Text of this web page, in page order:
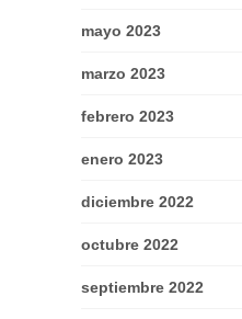
mayo 2023
marzo 2023
febrero 2023
enero 2023
diciembre 2022
octubre 2022
septiembre 2022